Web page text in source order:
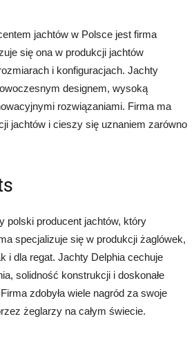
jachtów w Polsce jest firma
się ona w produkcji jachtów
i konfiguracjach. Jachty
designem, wysoką
rozwiązaniami. Firma ma
jachtów i cieszy się uznaniem zarówno
polski producent jachtów, który
specjalizuje się w produkcji żaglówek,
i dla regat. Jachty Delphia cechuje
solidność konstrukcji i doskonałe
zdobyła wiele nagród za swoje
żeglarzy na całym świecie.